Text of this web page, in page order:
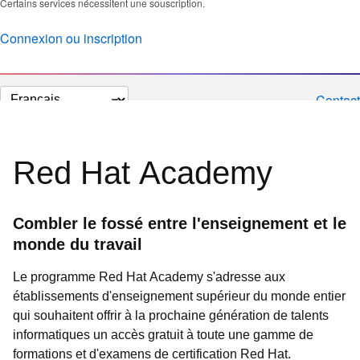
Certains services nécessitent une souscription.
Connexion ou inscription
Changer
Contact
Red Hat Academy
Combler le fossé entre l'enseignement et le
monde du travail
Le programme Red Hat Academy s'adresse aux
établissements d'enseignement supérieur du monde entier
qui souhaitent offrir à la prochaine génération de talents
informatiques un accès gratuit à toute une gamme de
formations et d'examens de certification Red Hat.